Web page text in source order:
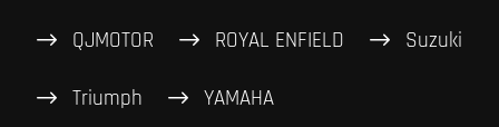
QJMOTOR ROYAL ENFIELD Suzuki
Triumph YAMAHA